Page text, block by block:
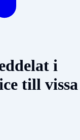
i
till vissa